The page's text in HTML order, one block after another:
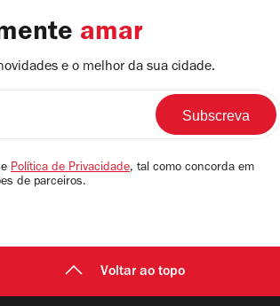
amar
e o melhor da sua cidade.
e Política de Privacidade, tal como concorda em
de parceiros.
Voltar ao topo